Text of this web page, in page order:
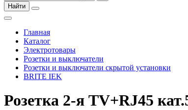
Найти
Главная
Каталог
Электротовары
Розетки и выключатели
Розетки и выключатели скрытой установки
BRITE IEK
Розетка 2-я TV+RJ45